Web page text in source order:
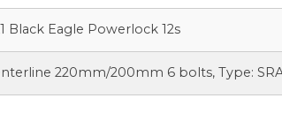
Black Eagle Powerlock 12s
220mm/200mm 6 bolts, Type: